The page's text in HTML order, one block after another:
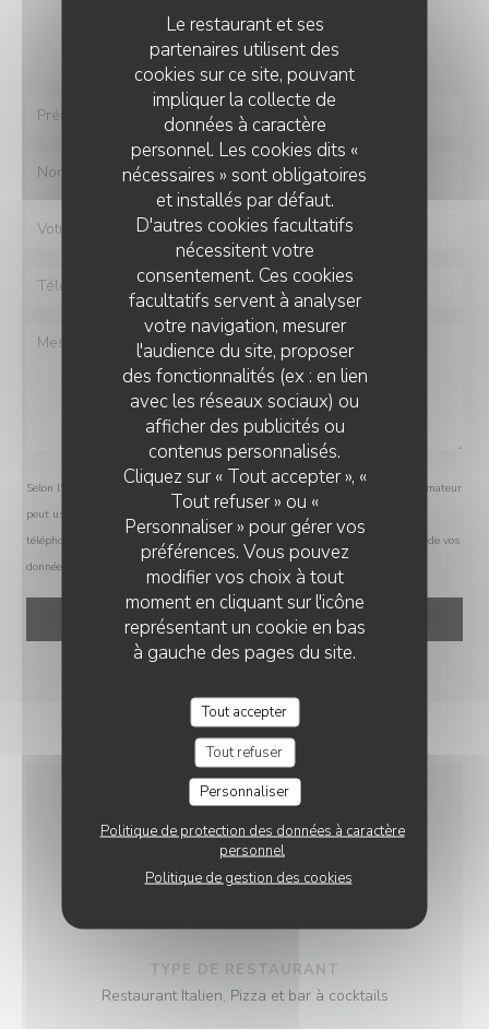
Le restaurant et ses
partenaires utilisent des
cookies sur ce site, pouvant
impliquer la collecte de
données à caractère
personnel. Les cookies dits «
nécessaires » sont obligatoires
et installés par défaut.
D'autres cookies facultatifs
nécessitent votre
consentement. Ces cookies
facultatifs servent à analyser
votre navigation, mesurer
l'audience du site, proposer
des fonctionnalités (ex : en lien
avec les réseaux sociaux) ou
afficher des publicités ou
contenus personnalisés.
Cliquez sur « Tout accepter », «
Tout refuser » ou «
Personnaliser » pour gérer vos
préférences. Vous pouvez
modifier vos choix à tout
moment en cliquant sur l'icône
représentant un cookie en bas
à gauche des pages du site.
Tout accepter
Tout refuser
Personnaliser
Politique de protection des données à caractère
personnel
Politique de gestion des cookies
Vous désirez nous contacter ?
Remplissez le formulaire ci-dessous !
Selon l'article L.223-2 du code de la consommation, il est rappelé que le consommateur
peut user de son droit à s'inscrire sur la liste d'opposition au démarchage
téléphonique Bloctel :
bloctel.gouv.fr
. Pour plus d'informations sur le traitement de vos
données, consultez notre
politique de confidentialité
INFOS PRATIQUES
CUISINE
TYPE DE RESTAURANT
Restaurant Italien, Pizza et bar à cocktails